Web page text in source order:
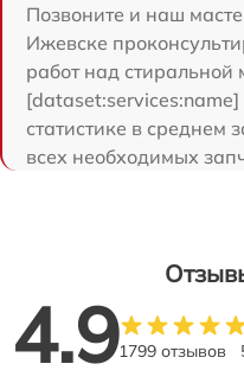
Позвоните и наш
Ижевске
работ над
статистике в среднем
всех необходимых
4.91799 отзывов